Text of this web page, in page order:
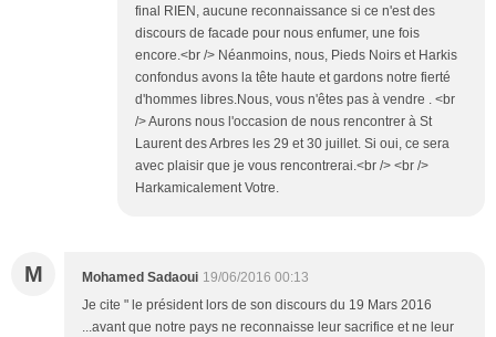
final RIEN, aucune reconnaissance si ce n'est des
discours de facade pour nous enfumer, une fois
encore.<br /> Néanmoins, nous, Pieds Noirs et Harkis
confondus avons la tête haute et gardons notre fierté
d'hommes libres.Nous, vous n'êtes pas à vendre . <br
/> Aurons nous l'occasion de nous rencontrer à St
Laurent des Arbres les 29 et 30 juillet. Si oui, ce sera
avec plaisir que je vous rencontrerai.<br /> <br />
Harkamicalement Votre.
M Mohamed Sadaoui 19/06/2016 00:13
Je cite " le président lors de son discours du 19 Mars 2016
...avant que notre pays ne reconnaisse leur sacrifice et ne leur